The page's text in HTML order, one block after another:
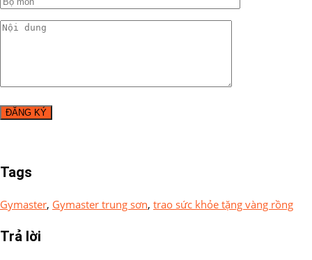
Tags
Gymaster, Gymaster trung sơn, trao sức khỏe tặng vàng rồng
Trả lời